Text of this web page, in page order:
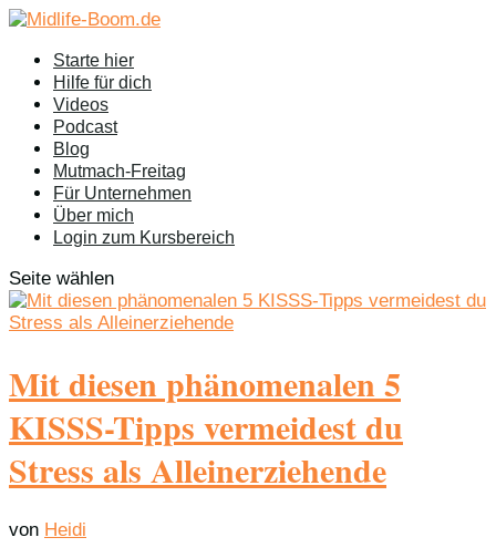
Starte hier
Hilfe für dich
Videos
Podcast
Blog
Mutmach-Freitag
Für Unternehmen
Über mich
Login zum Kursbereich
Seite wählen
Mit diesen phänomenalen 5
KISSS-Tipps vermeidest du
Stress als Alleinerziehende
von Heidi